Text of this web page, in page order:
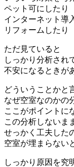
ペット可にしたり
インターネット導
リフォームしたり
ただ見ていると
しっかり分析され
不安になるときが
どういうことかと
なぜ空室なのかの
ここがポイントに
この分析しないま
せっかく工夫した
空室が埋まらない
しっかり原因を究